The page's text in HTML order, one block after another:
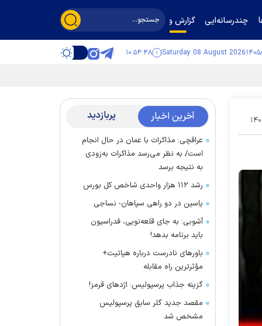
چندرسانه‌ایی گزارش و گفت‌وگو
Saturday 08 August 2026 ۱۰:۵۴:۴۹
۰۵ آخرین اخبار پربازدید
عراقچی: مذاکرات با عمان در حال انجام
است/ به نظر می‌رسد مذاکرات به‌زودی
به نتیجه برسد
رشد ۱۱۲ هزار واحدی شاخص کل بورس
یاسین در دو راهی سپاهان- نساجی
آشوبی: به جای قلعه‌نویی، فدراسیون
باید برنامه بدهد!
باور‌های نادرست درباره هپاتیت+
مؤثرترین راه مقابله
گزینه جذاب پرسپولیس: اژد‌های قرمز!
مقصد جدید گلر سابق پرسپولیس
مشخص شد